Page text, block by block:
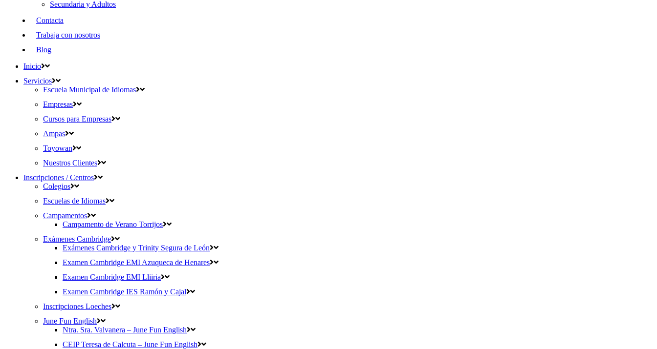
Secundaria y Adultos
Contacta
Trabaja con nosotros
Blog
Inicio
Servicios
Escuela Municipal de Idiomas
Empresas
Cursos para Empresas
Ampas
Toyowan
Nuestros Clientes
Inscripciones / Centros
Colegios
Escuelas de Idiomas
Campamentos
Campamento de Verano Torrijos
Exámenes Cambridge
Exámenes Cambridge y Trinity Segura de León
Examen Cambridge EMI Azuqueca de Henares
Examen Cambridge EMI Lliiria
Examen Cambridge IES Ramón y Cajal
Inscripciones Loeches
June Fun English
Ntra. Sra. Valvanera – June Fun English
CEIP Teresa de Calcuta – June Fun English